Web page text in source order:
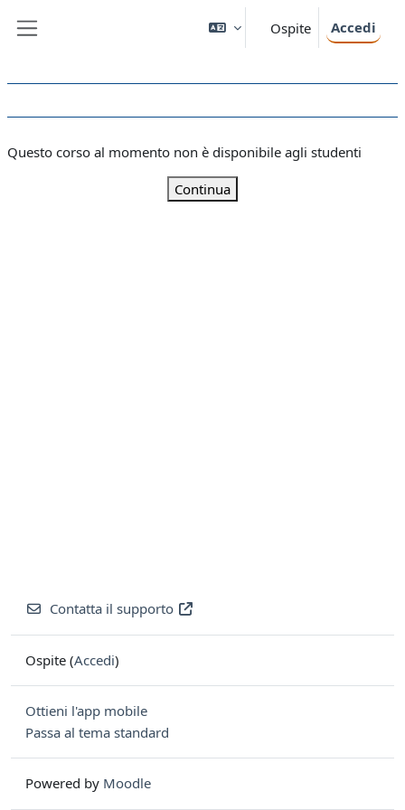
Ospite Accedi
Questo corso al momento non è disponibile agli studenti
Continua
Contatta il supporto
Ospite (Accedi)
Ottieni l'app mobile
Passa al tema standard
Powered by Moodle